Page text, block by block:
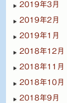
2019年3月
2019年2月
2019年1月
2018年12月
2018年11月
2018年10月
2018年9月